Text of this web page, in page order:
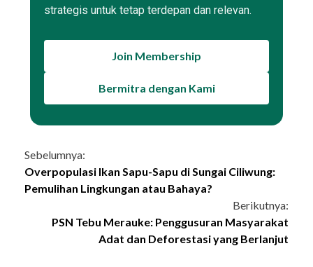
strategis untuk tetap terdepan dan relevan.
Join Membership
Bermitra dengan Kami
Continue
Reading
Sebelumnya:
Overpopulasi Ikan Sapu-Sapu di Sungai Ciliwung:
Pemulihan Lingkungan atau Bahaya?
Berikutnya:
PSN Tebu Merauke: Penggusuran Masyarakat
Adat dan Deforestasi yang Berlanjut